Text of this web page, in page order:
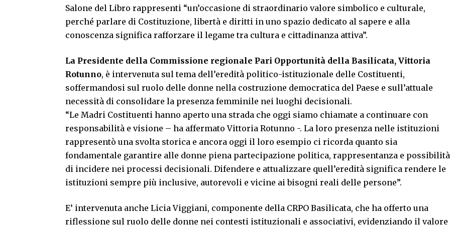
Salone del Libro rappresenti “un’occasione di straordinario valore simbolico e culturale,
perché parlare di Costituzione, libertà e diritti in uno spazio dedicato al sapere e alla
conoscenza significa rafforzare il legame tra cultura e cittadinanza attiva”.
La Presidente della Commissione regionale Pari Opportunità della Basilicata, Vittoria
Rotunno, è intervenuta sul tema dell’eredità politico-istituzionale delle Costituenti,
soffermandosi sul ruolo delle donne nella costruzione democratica del Paese e sull’attuale
necessità di consolidare la presenza femminile nei luoghi decisionali.
“Le Madri Costituenti hanno aperto una strada che oggi siamo chiamate a continuare con
responsabilità e visione – ha affermato Vittoria Rotunno -. La loro presenza nelle istituzioni
rappresentò una svolta storica e ancora oggi il loro esempio ci ricorda quanto sia
fondamentale garantire alle donne piena partecipazione politica, rappresentanza e possibilità
di incidere nei processi decisionali. Difendere e attualizzare quell’eredità significa rendere le
istituzioni sempre più inclusive, autorevoli e vicine ai bisogni reali delle persone”.
E’ intervenuta anche Licia Viggiani, componente della CRPO Basilicata, che ha offerto una
riflessione sul ruolo delle donne nei contesti istituzionali e associativi, evidenziando il valore